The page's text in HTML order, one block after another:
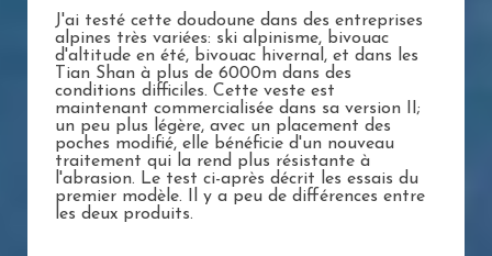
J'ai testé cette doudoune dans des entreprises
alpines très variées: ski alpinisme, bivouac
d'altitude en été, bivouac hivernal, et dans les
Tian Shan à plus de 6000m dans des
conditions difficiles. Cette veste est
maintenant commercialisée dans sa version II;
un peu plus légère, avec un placement des
poches modifié, elle bénéficie d'un nouveau
traitement qui la rend plus résistante à
l'abrasion. Le test ci-après décrit les essais du
premier modèle. Il y a peu de différences entre
les deux produits.